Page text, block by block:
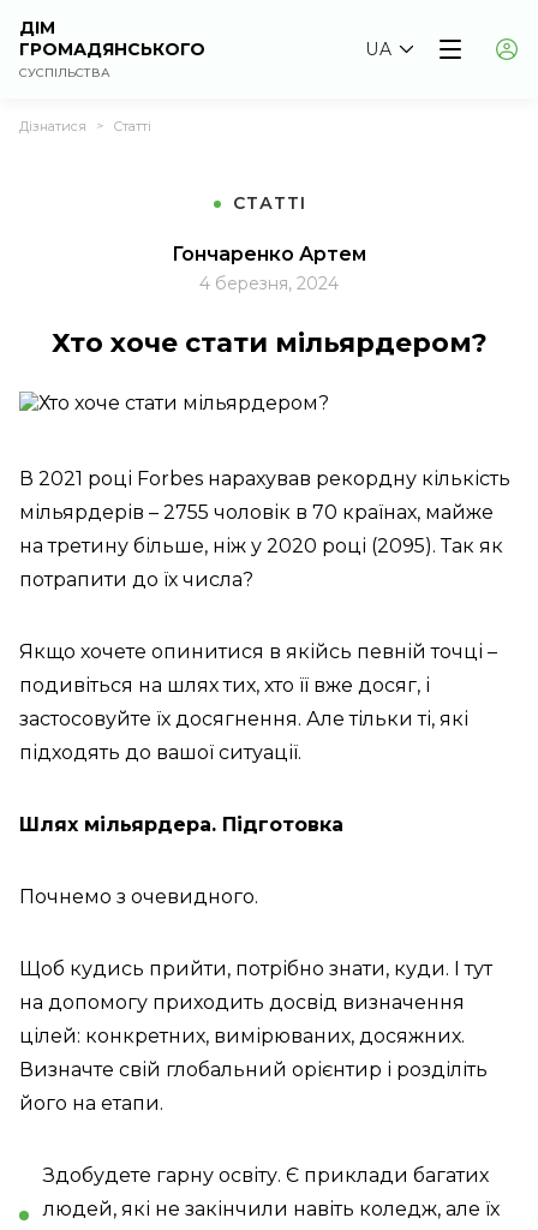
ДІМ
ГРОМАДЯНСЬКОГО
СУСПІЛЬСТВА
UA
Дізнатися > Статті
СТАТТІ
Гончаренко Артем
4 березня, 2024
Хто хоче стати мільярдером?
В 2021 році Forbes нарахував рекордну кількість
мільярдерів – 2755 чоловік в 70 країнах, майже
на третину більше, ніж у 2020 році (2095). Так як
потрапити до їх числа?
Якщо хочете опинитися в якійсь певній точці –
подивіться на шлях тих, хто її вже досяг, і
застосовуйте їх досягнення. Але тільки ті, які
підходять до вашої ситуації.
Шлях мільярдера. Підготовка
Почнемо з очевидного.
Щоб кудись прийти, потрібно знати, куди. І тут
на допомогу приходить досвід визначення
цілей: конкретних, вимірюваних, досяжних.
Визначте свій глобальний орієнтир і розділіть
його на етапи.
Здобудете гарну освіту. Є приклади багатих
людей, які не закінчили навіть коледж, але їх